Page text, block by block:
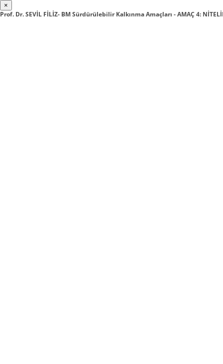
×
Prof. Dr. SEVİL FİLİZ- BM Sürdürülebilir Kalkınma Amaçları - AMAÇ 4: